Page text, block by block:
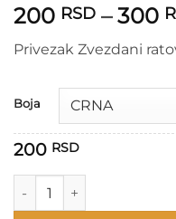
200 RSD – 300
Privezak Zvezdani
Boja
200 RSD
Star Wars privezak količina